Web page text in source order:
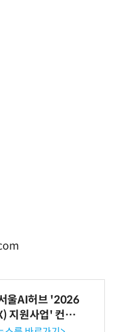
울AI허브 '2026
지원사업' 컨소